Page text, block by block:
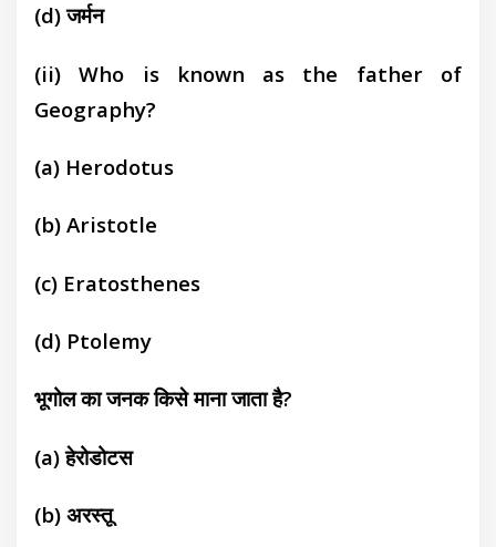
(d)जर्मन
(ii) Who is known as the father of
Geography?
(a) Herodotus
(b)Aristotle
(c) Eratosthenes
(d) Ptolemy
भूगोल का जनक किसे माना जाता है?
(a)हेरोडोटस
(b)अरस्तू